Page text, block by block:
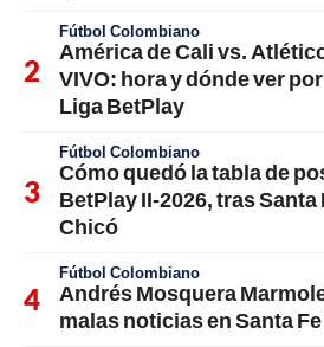
Fútbol Colombiano
América de Cali vs.
VIVO: hora y dónde ver
Liga BetPlay
Fútbol Colombiano
Cómo quedó la tabla de
BetPlay II-2026, tras Santa
Chicó
Fútbol Colombiano
Andrés Mosquera
malas noticias en Santa